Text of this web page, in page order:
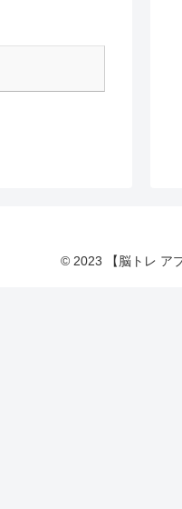
© 2023 【脳トレ ア